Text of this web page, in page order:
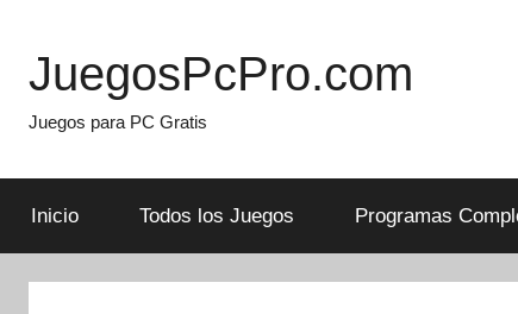
content
JuegosPcPro.com
Juegos para PC Gratis
Inicio Todos los Juegos Programas